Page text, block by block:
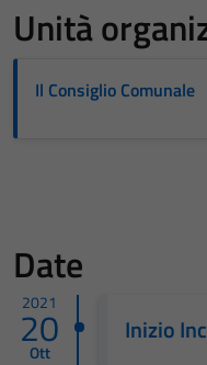
Unità
Il Consiglio Comunale
Date
2021
20
Ott
Inizio